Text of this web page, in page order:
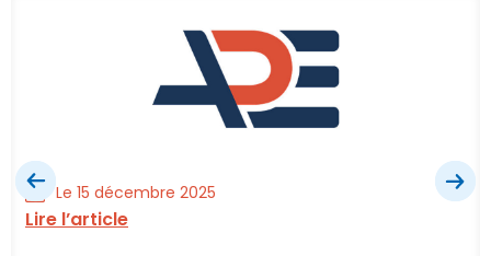
Le 15 décembre 2025
Lire l’article